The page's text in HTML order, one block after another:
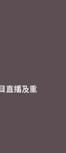
直播及重